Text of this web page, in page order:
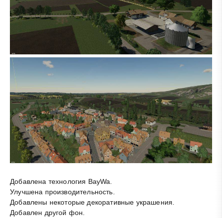
Добавлена технология BayWa.
Улучшена производительность.
Добавлены некоторые декоративные украшения.
Добавлен другой фон.